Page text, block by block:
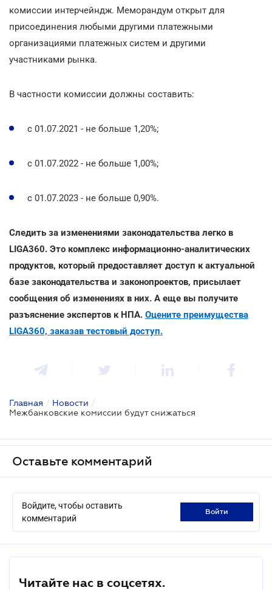
комиссии интерчейндж. Меморандум открыт для
присоединения любыми другими платежными
организациями платежных систем и другими
участниками рынка.
В частности комиссии должны составить:
с 01.07.2021 - не больше 1,20%;
с 01.07.2022 - не больше 1,00%;
с 01.07.2023 - не больше 0,90%.
Следить за изменениями законодательства легко в
LIGA360. Это комплекс информационно-аналитических
продуктов, который предоставляет доступ к актуальной
базе законодательства и законопроектов, присылает
сообщения об изменениях в них. А еще вы получите
разъяснение экспертов к НПА. Оцените преимущества
LIGA360, заказав тестовый доступ.
Главная / Новости /
Межбанковские комиссии будут снижаться
Оставьте комментарий
Войдите, чтобы оставить
комментарий
войти
Читайте нас в соцсетях.